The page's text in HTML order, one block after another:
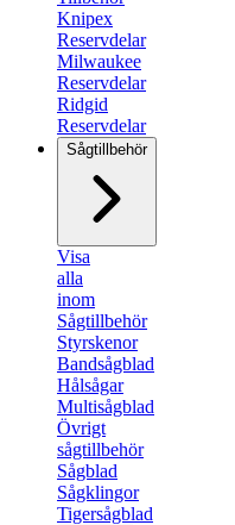
Knipex
Reservdelar
Milwaukee
Reservdelar
Ridgid
Reservdelar
Sågtillbehör
Visa
alla
inom
Sågtillbehör
Styrskenor
Bandsågblad
Hålsågar
Multisågblad
Övrigt
sågtillbehör
Sågblad
Sågklingor
Tigersågblad